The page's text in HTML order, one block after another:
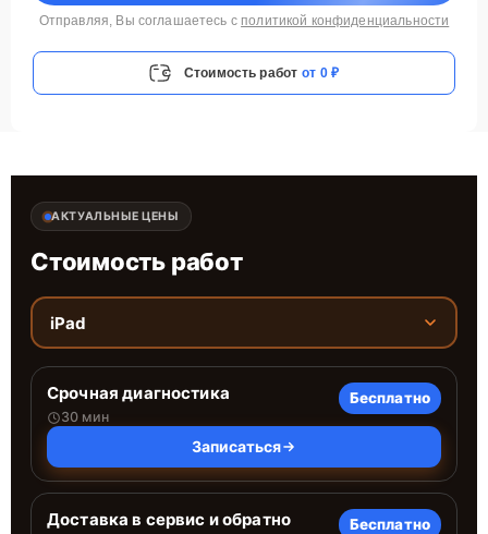
Отправляя, Вы соглашаетесь с политикой конфиденциальности
Стоимость работ от 0 ₽
АКТУАЛЬНЫЕ ЦЕНЫ
Стоимость работ
iPad
Срочная диагностика
30 мин
Бесплатно
Записаться
Доставка в сервис и обратно Бесплатно